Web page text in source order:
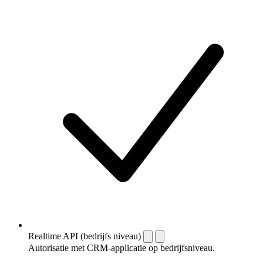
Realtime API (bedrijfs niveau)
Autorisatie met CRM-applicatie op bedrijfsniveau.